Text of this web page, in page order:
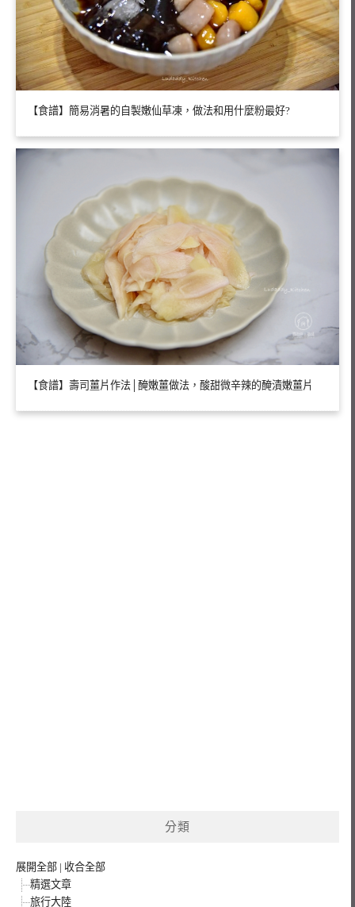
【食譜】簡易消暑的自製嫩仙草凍，做法和用什麼粉最好?
【食譜】壽司薑片作法│醃嫩薑做法，酸甜微辛辣的醃漬嫩薑片
分類
展開全部 | 收合全部
精選文章
旅行大陸